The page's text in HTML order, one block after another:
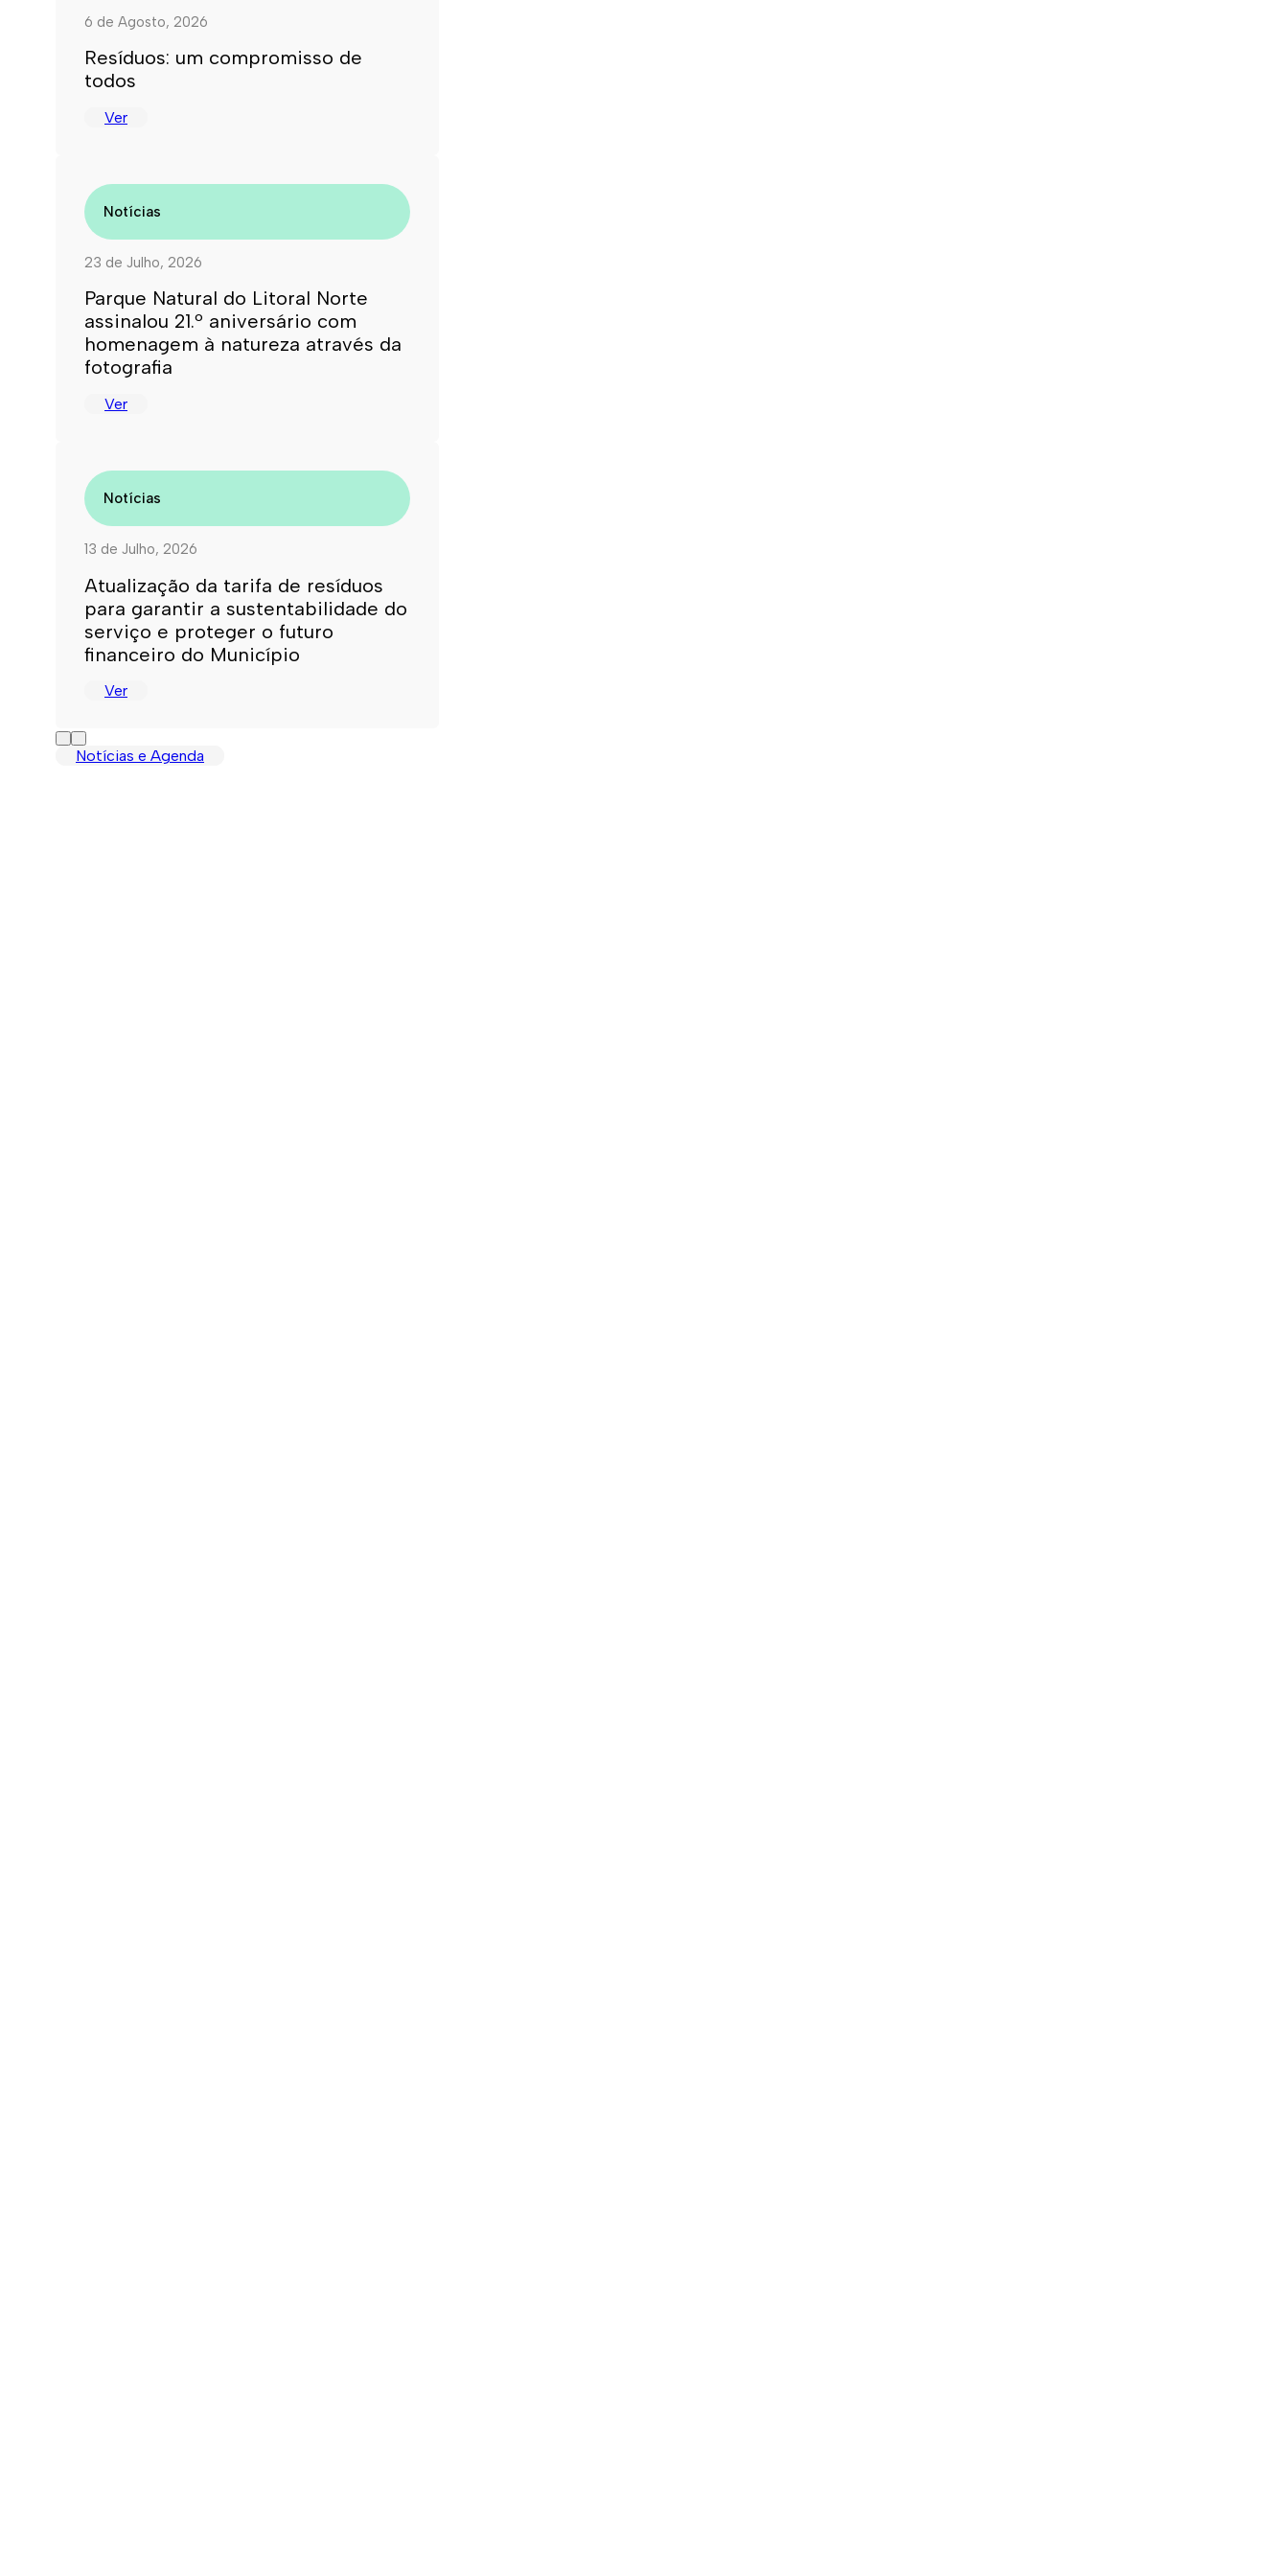
6 de Agosto, 2026
Resíduos: um compromisso de
todos
Ver
Notícias
23 de Julho, 2026
Parque Natural do Litoral Norte
assinalou 21.º aniversário com
homenagem à natureza através da
fotografia
Ver
Notícias
13 de Julho, 2026
Atualização da tarifa de resíduos
para garantir a sustentabilidade do
serviço e proteger o futuro
financeiro do Município
Ver
Notícias e Agenda